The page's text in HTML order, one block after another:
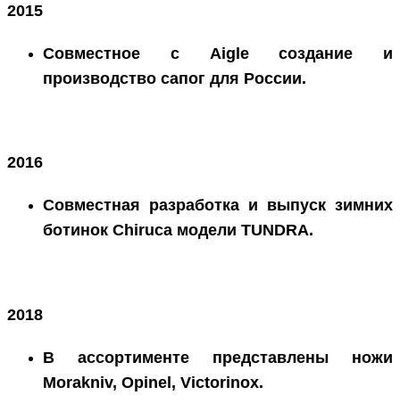
2015
Совместное с Aigle создание и
производство сапог для России.
2016
Совместная разработка и выпуск зимних
ботинок Chiruca модели TUNDRA.
2018
В ассортименте представлены ножи
Morakniv, Opinel, Victorinox.